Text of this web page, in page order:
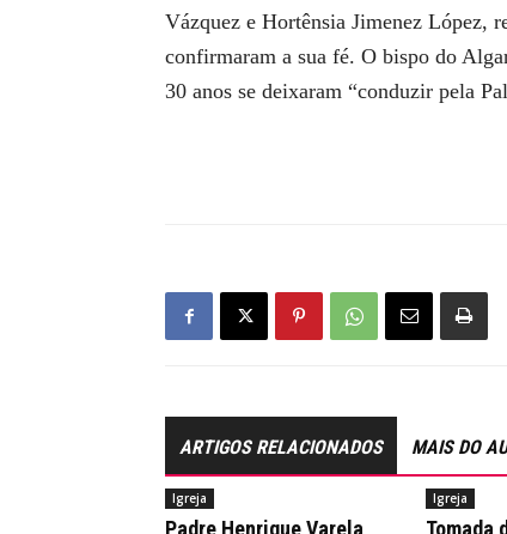
Vázquez e Hortênsia Jimenez López,
confirmaram a sua fé. O bispo do
30 anos se deixaram “conduzir pela
ARTIGOS RELACIONADOS MAIS DO
Igreja
Padre Henrique Varela
Igreja
Tomada